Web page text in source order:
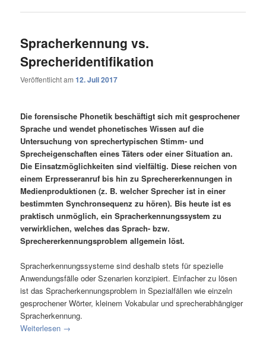
Spracherkennung vs.
Sprecheridentifikation
Veröffentlicht am12. Juli 2017
Die forensische Phonetik beschäftigt sich mit gesprochener
Sprache und wendet phonetisches Wissen auf die
Untersuchung von sprechertypischen Stimm- und
Sprecheigenschaften eines Täters oder einer Situation an.
Die Einsatzmöglichkeiten sind vielfältig. Diese reichen von
einem Erpresseranruf bis hin zu Sprechererkennungen in
Medienproduktionen (z. B. welcher Sprecher ist in einer
bestimmten Synchronsequenz zu hören). Bis heute ist es
praktisch unmöglich, ein Spracherkennungssystem zu
verwirklichen, welches das Sprach- bzw.
Sprechererkennungsproblem allgemein löst.
Spracherkennungssysteme sind deshalb stets für spezielle
Anwendungsfälle oder Szenarien konzipiert. Einfacher zu lösen
ist das Spracherkennungsproblem in Spezialfällen wie einzeln
gesprochener Wörter, kleinem Vokabular und sprecherabhängiger
Spracherkennung.
Weiterlesen →